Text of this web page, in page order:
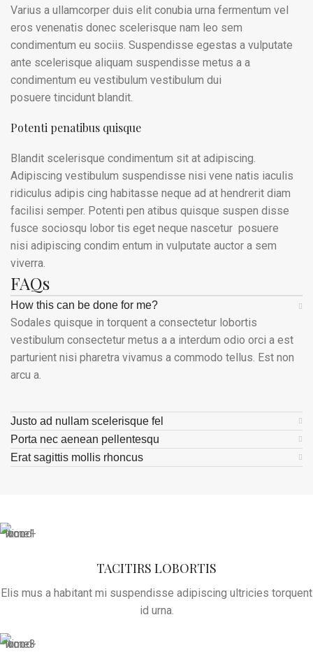
Varius a ullamcorper duis elit conubia urna fermentum vel
eros venenatis donec scelerisque nam leo sem
condimentum eu sociis. Suspendisse egestas a vulputate
ante scelerisque aliquam suspendisse metus a a
condimentum eu vestibulum vestibulum dui
posuere tincidunt blandit.
Potenti penatibus quisque
Blandit scelerisque condimentum sit at adipiscing.
Adipiscing vestibulum suspendisse nisi vene natis iaculis
ridiculus adipis cing habitasse neque ad at hendrerit diam
facilisi semper. Potenti pen atibus quisque suspen disse
fusce sociosqu lobor tis eget neque nascetur posuere
nisi adipiscing condim entum in vulputate auctor a sem
viverra.
FAQs
How this can be done for me?
Sodales quisque in torquent a consectetur lobortis
vestibulum consectetur metus a a interdum odio orci a est
parturient nisi pharetra vivamus a commodo tellus. Est non
arcu a.
Justo ad nullam scelerisque fel
Porta nec aenean pellentesqu
Erat sagittis mollis rhoncus
TACITIRS LOBORTIS
Elis mus a habitant mi suspendisse adipiscing ultricies torquent
id urna.